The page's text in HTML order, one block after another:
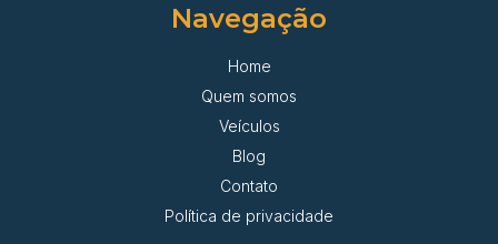
Navegação
Home
Quem somos
Veículos
Blog
Contato
Política de privacidade